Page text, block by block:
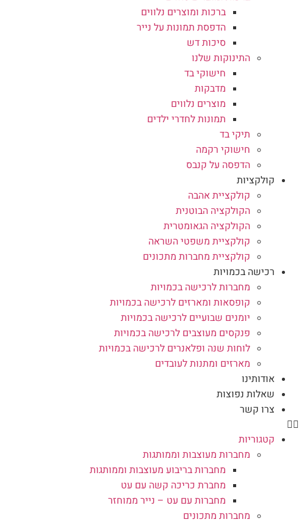
ברכות ומוצרים נלווים
הדפסת תמונות על נייר
סיכות דש
התינוקות שלנו
חישוקי בד
מדבקות
מוצרים נלווים
תמונות לחדרי ילדים
תיקי בד
חישוקי רקמה
הדפסה על קנבס
קולקציות
קולקציית אהבה
הקולקציה הבוטנית
הקולקציה הגאומטרית
קולקציית משפטי השראה
קולקציית מחברות מתכונים
רכישה בכמויות
מחברות לרכישה בכמויות
קופסאות ומארזים לרכישה בכמויות
יומנים שבועיים לרכישה בכמויות
פנקסים מעוצבים לרכישה בכמויות
לוחות שנה ופלאנרים לרכישה בכמויות
מארזים ומתנות לעובדים
אודותינו
שאלות נפוצות
צרו קשר
קטגוריות
מחברות מעוצבות וממותגות
מחברות בריבוע מעוצבות וממותגות
מחברת כריכה קשה עם עט
מחברות עם עט – נייר ממוחזר
מחברות מתכונים